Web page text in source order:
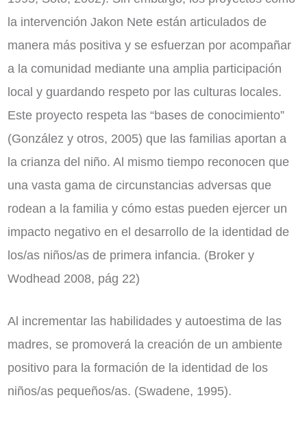
la intervención Jakon Nete están articulados de
manera más positiva y se esfuerzan por acompañar
a la comunidad mediante una amplia participación
local y guardando respeto por las culturas locales.
Este proyecto respeta las “bases de conocimiento”
(González y otros, 2005) que las familias aportan a
la crianza del niño. Al mismo tiempo reconocen que
una vasta gama de circunstancias adversas que
rodean a la familia y cómo estas pueden ejercer un
impacto negativo en el desarrollo de la identidad de
los/as niños/as de primera infancia. (Broker y
Wodhead 2008, pág 22)
Al incrementar las habilidades y autoestima de las
madres, se promoverá la creación de un ambiente
positivo para la formación de la identidad de los
niños/as pequeños/as. (Swadene, 1995).